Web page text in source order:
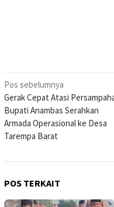
Navigasi
pos
Pos sebelumnya
Gerak Cepat Atasi
Bupati Anambas Serahkan
Armada Operasional ke Desa
Tarempa Barat
POS TERKAIT